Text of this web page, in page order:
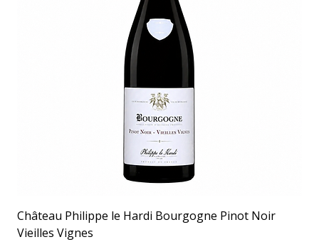
Château Philippe le Hardi Bourgogne Pinot Noir
Vieilles Vignes